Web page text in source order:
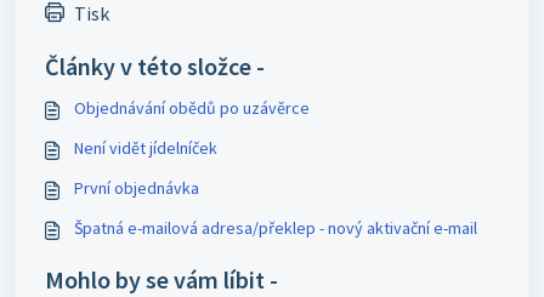
Tisk
Články v této složce -
Objednávání obědů po uzávěrce
Není vidět jídelníček
První objednávka
Špatná e-mailová adresa/překlep - nový aktivační e-mail
Mohlo by se vám líbit -